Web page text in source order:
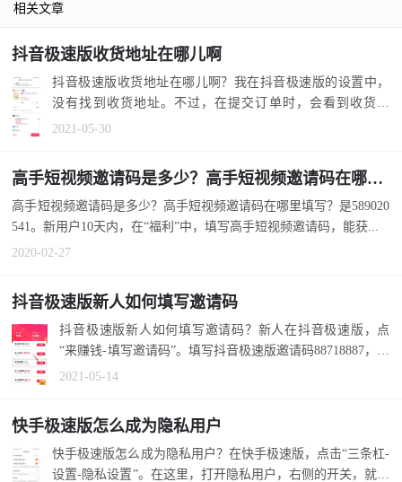
相关文章
抖音极速版收货地址在哪儿啊
抖音极速版收货地址在哪儿啊？我在抖音极速版的设置中，
没有找到收货地址。不过，在提交订单时，会看到收货地
址，也可以编辑...
2021-05-30
高手短视频邀请码是多少？高手短视频邀请码在哪里填写？
高手短视频邀请码是多少？高手短视频邀请码在哪里填写？是589020
541。新用户10天内，在“福利”中，填写高手短视频邀请码，能获...
2020-02-27
抖音极速版新人如何填写邀请码
抖音极速版新人如何填写邀请码？新人在抖音极速版，点
“来赚钱-填写邀请码”。填写抖音极速版邀请码88718887，立
即领取。 1.作...
2021-05-14
快手极速版怎么成为隐私用户
快手极速版怎么成为隐私用户？在快手极速版，点击“三条杠-
设置-隐私设置”。在这里，打开隐私用户，右侧的开关，就成